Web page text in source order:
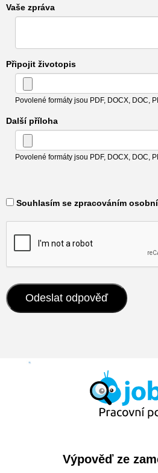
Vaše zpráva
Připojit životopis
Povolené formáty jsou PDF, DOCX, DOC,
Další příloha
Povolené formáty jsou PDF, DOCX, DOC,
Souhlasím se zpracováním
Výpověď ze